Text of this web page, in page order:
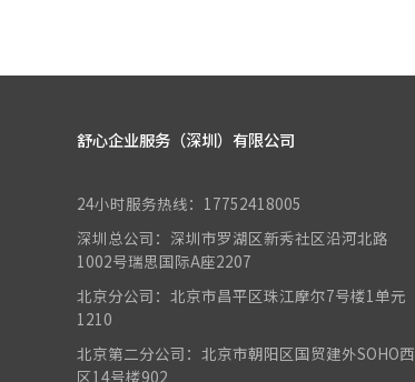
舒心企业服务（深圳）有限公司
24小时服务热线：17752418005
深圳总公司：深圳市罗湖区新秀社区沿河北路
1002号瑞思国际A座2207
北京分公司：北京市昌平区珠江摩尔7号楼1单元
1210
北京第二分公司：北京市朝阳区国贸建外SOHO西
区14号楼902